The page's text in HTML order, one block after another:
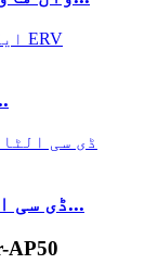
اکو
ڈی سی الٹا تازہ ہوا کی گرمی پ...
AP50